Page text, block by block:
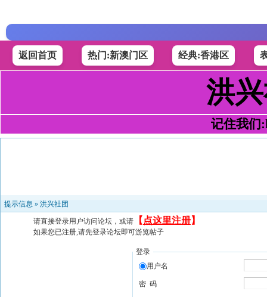
返回首页 热门:新澳门区 经典:香港区
洪
记住我们
提示信息 » 洪兴社团
请直接登录用户访问论坛，或请 【 点这里注册】
如果您已注册,请先登录论坛即可游览帖子
登录
用户名
密 码